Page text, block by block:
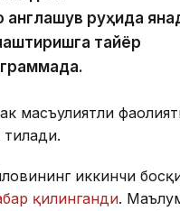
англашув руҳида
тайёр
масъулиятли
иккинчи
қилинганди.